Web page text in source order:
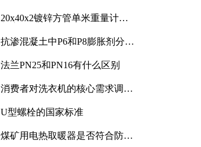
20x40x2镀锌方管单米重量计算
抗渗混凝土中P6和P8膨胀剂分别
法兰PN25和PN16有什么区别
消费者对洗衣机的核心需求调研
U型螺栓的国家标准
煤矿用电热取暖器是否符合防爆